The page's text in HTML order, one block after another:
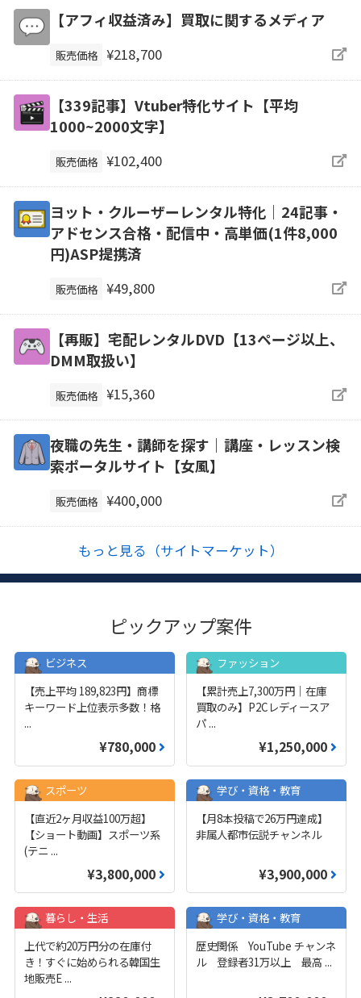
【アフィ収益済み】買取に関するメディア
販売価格 ¥218,700
【339記事】Vtuber特化サイト【平均
1000~2000文字】
販売価格 ¥102,400
ヨット・クルーザーレンタル特化｜24記事・
アドセンス合格・配信中・高単価(1件8,000
円)ASP提携済
販売価格 ¥49,800
【再販】宅配レンタルDVD【13ページ以上、
DMM取扱い】
販売価格 ¥15,360
夜職の先生・講師を探す｜講座・レッスン検
索ポータルサイト【女風】
販売価格 ¥400,000
もっと見る（サイトマーケット）
ピックアップ案件
ビジネス
【売上平均 189,823円】商標
キーワード上位表示多数！格
...
¥780,000
ファッション
【累計売上7,300万円｜在庫
買取のみ】P2Cレディースア
パ ...
¥1,250,000
スポーツ
【直近2ヶ月収益100万超】
【ショート動画】スポーツ系
(テニ ...
¥3,800,000
学び・資格・教育
【月8本投稿で26万円達成】
非属人都市伝説チャンネル
¥3,900,000
暮らし・生活
上代で約20万円分の在庫付
き！すぐに始められる韓国生
地販売E ...
学び・資格・教育
歴史関係 YouTube チャンネ
ル 登録者31万以上 最高 ...